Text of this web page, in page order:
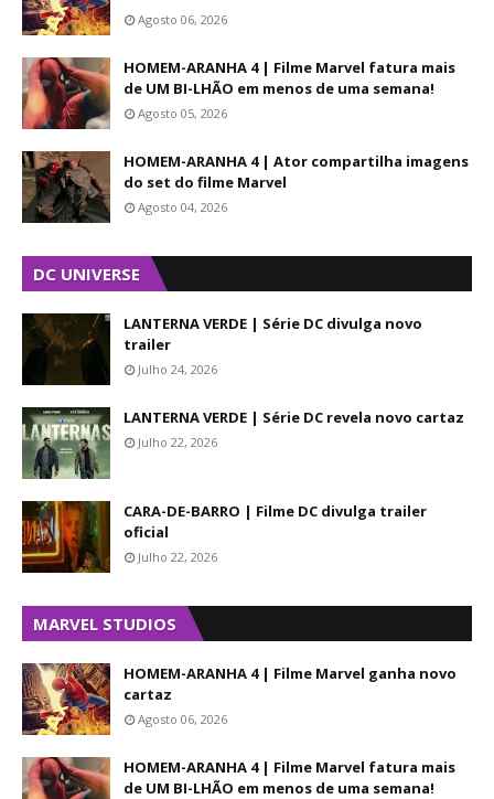
Agosto 06, 2026
HOMEM-ARANHA 4 | Filme Marvel fatura mais
de UM BI-LHÃO em menos de uma semana!
Agosto 05, 2026
HOMEM-ARANHA 4 | Ator compartilha imagens
do set do filme Marvel
Agosto 04, 2026
DC UNIVERSE
LANTERNA VERDE | Série DC divulga novo
trailer
Julho 24, 2026
LANTERNA VERDE | Série DC revela novo cartaz
Julho 22, 2026
CARA-DE-BARRO | Filme DC divulga trailer
oficial
Julho 22, 2026
MARVEL STUDIOS
HOMEM-ARANHA 4 | Filme Marvel ganha novo
cartaz
Agosto 06, 2026
HOMEM-ARANHA 4 | Filme Marvel fatura mais
de UM BI-LHÃO em menos de uma semana!